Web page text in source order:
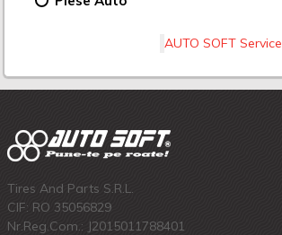
AUTO SOFT Service
Tires And Parts S.R.L.
CIF: RO 35056829
Nr.Reg.Com.: J2015011788401